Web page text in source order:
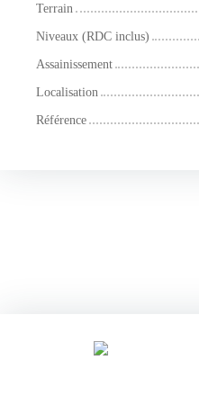
Terrain
Niveaux (RDC inclus)
Assainissement
Localisation
Référence